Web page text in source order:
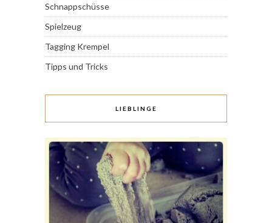
Schnappschüsse
Spielzeug
Tagging Krempel
Tipps und Tricks
LIEBLINGE